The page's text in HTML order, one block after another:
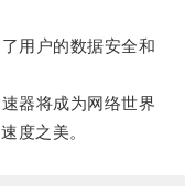
用户的数据安全和
器将成为网络世界
度之美。